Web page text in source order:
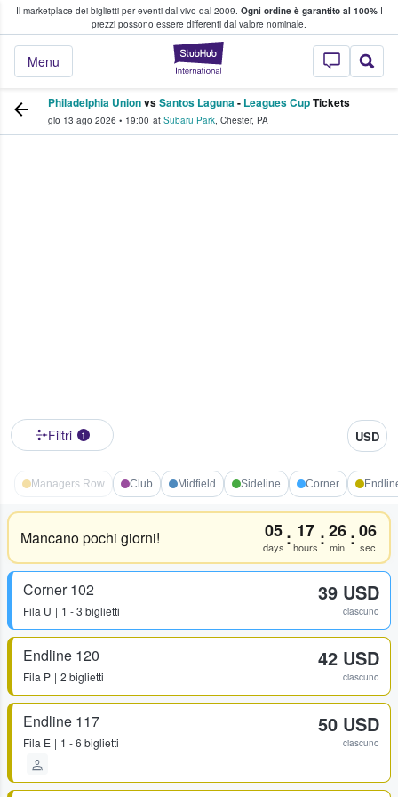
Il marketplace dei biglietti per eventi dal vivo dal 2009. Ogni ordine è garantito al 100%I
prezzi possono essere differenti dal valore nominale.
StubHub - Dove
Menu
fan comprano e vendono biglietti
Philadelphia UnionvsSantos Laguna- Leagues CupTickets
gio 13 ago 2026 • 19:00 at Subaru Park, Chester, PA
Filtri 1 USD
Managers Row Club Midfield Sideline Corner
Mancano pochi giorni! 05
days : 17
hours :26
min :06
sec
Corner 102
Fila U 1 - 3 biglietti
39 USD
ciascuno
Endline 120
Fila P 2 biglietti
42 USD
ciascuno
Endline 117
Fila E 1 - 6 biglietti
50 USD
ciascuno